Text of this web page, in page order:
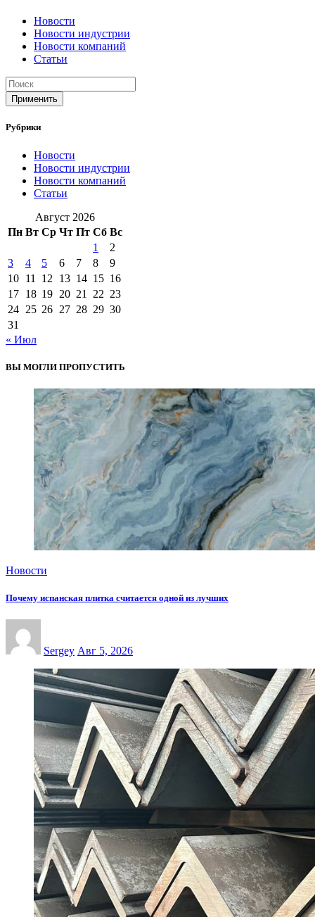
Новости
Новости индустрии
Новости компаний
Статьи
Применить
Рубрики
Новости
Новости индустрии
Новости компаний
Статьи
Август 2026
Пн Вт Ср Чт Пт Сб Вс
1
2
3
4 5 6 7 8
9
10 11 12 13 14 15 16
17 18 19 20 21 22 23
24 25 26 27 28 29 30
31
« Июл
ВЫ МОГЛИ ПРОПУСТИТЬ
Новости
Почему испанская плитка считается одной из лучших
Sergey Авг 5, 2026